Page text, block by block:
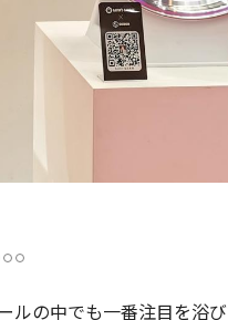
ルの中でも一番注目を浴